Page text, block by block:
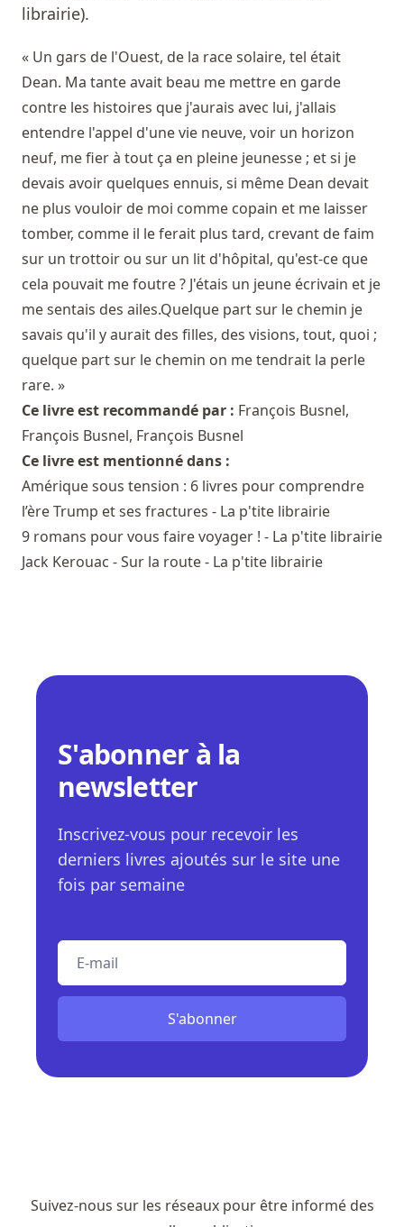
librairie).
« Un gars de l'Ouest, de la race solaire, tel était
Dean. Ma tante avait beau me mettre en garde
contre les histoires que j'aurais avec lui, j'allais
entendre l'appel d'une vie neuve, voir un horizon
neuf, me fier à tout ça en pleine jeunesse ; et si je
devais avoir quelques ennuis, si même Dean devait
ne plus vouloir de moi comme copain et me laisser
tomber, comme il le ferait plus tard, crevant de faim
sur un trottoir ou sur un lit d'hôpital, qu'est-ce que
cela pouvait me foutre ? J'étais un jeune écrivain et je
me sentais des ailes.Quelque part sur le chemin je
savais qu'il y aurait des filles, des visions, tout, quoi ;
quelque part sur le chemin on me tendrait la perle
rare. »
Ce livre est recommandé par : François Busnel,
François Busnel, François Busnel
Ce livre est mentionné dans :
Amérique sous tension : 6 livres pour comprendre
l’ère Trump et ses fractures - La p'tite librairie
9 romans pour vous faire voyager ! - La p'tite librairie
Jack Kerouac - Sur la route - La p'tite librairie
S'abonner à la
newsletter
Inscrivez-vous pour recevoir les
derniers livres ajoutés sur le site une
fois par semaine
E-mail
S'abonner
Suivez-nous sur les réseaux pour être informé des